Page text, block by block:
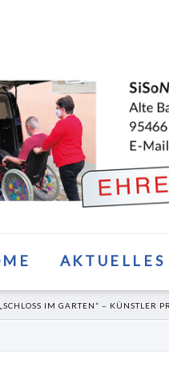
AKTUELLES
IM GARTEN“ – KÜNSTLER